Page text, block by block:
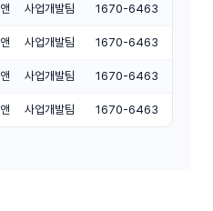
사업개발팀 1670-6463
사업개발팀 1670-6463
사업개발팀 1670-6463
사업개발팀 1670-6463